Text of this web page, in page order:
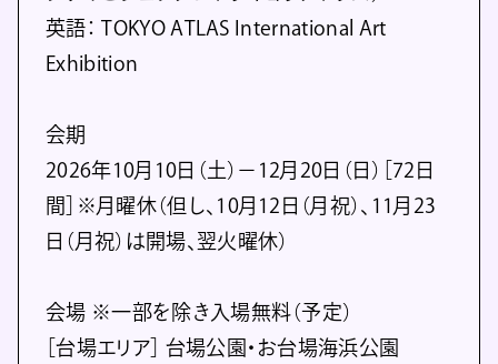
英語： TOKYO ATLAS International Art
Exhibition
会期
2026年10月10日（土）－12月20日（日）［72日
間］※月曜休（但し、10月12日（月祝）、11月23
日（月祝）は開場、翌火曜休）
会場 ※一部を除き入場無料（予定）
［台場エリア］ 台場公園・お台場海浜公園